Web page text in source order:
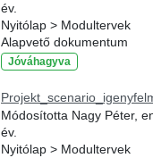
év.
Nyitólap > Modultervek
Alapvető dokumentum
Jóváhagyva
Módosította Nagy Péter,
év.
Nyitólap > Modultervek